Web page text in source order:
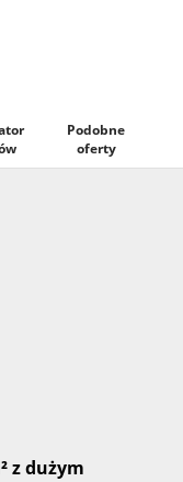
Podobne
oferty
z dużym